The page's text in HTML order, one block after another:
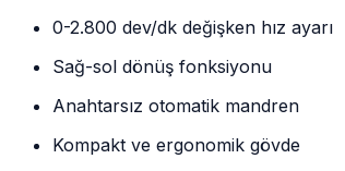
0-2.800 dev/dk değişken hız ayarı
Sağ-sol dönüş fonksiyonu
Anahtarsız otomatik mandren
Kompakt ve ergonomik gövde